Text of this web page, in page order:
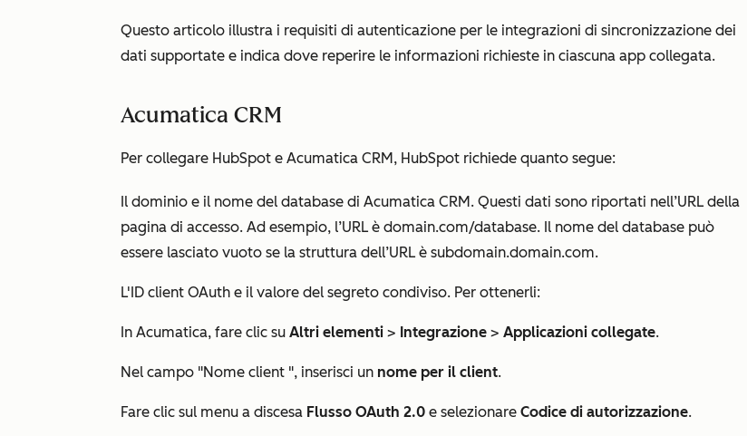
Questo articolo illustra i requisiti di autenticazione per le integrazioni di sincronizzazione dei
dati supportate e indica dove reperire le informazioni richieste in ciascuna app collegata.
Acumatica CRM
Per collegare HubSpot e Acumatica CRM, HubSpot richiede quanto segue:
Il dominio e il nome del database di Acumatica CRM. Questi dati sono riportati nell’URL della
pagina di accesso. Ad esempio, l’URL è domain.com/database. Il nome del database può
essere lasciato vuoto se la struttura dell’URL è subdomain.domain.com.
L'ID client OAuth e il valore del segreto condiviso. Per ottenerli:
In Acumatica, fare clic su Altri elementi > Integrazione > Applicazioni collegate.
Nel campo "Nome client ", inserisci un nome per il client.
Fare clic sul menu a discesa Flusso OAuth 2.0 e selezionare Codice di autorizzazione.